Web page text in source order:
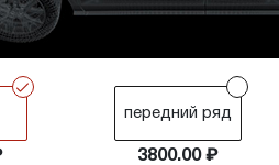
r
передний ряд
3800.00